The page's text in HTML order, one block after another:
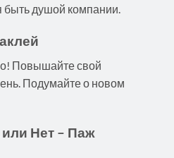
быть душой компании.
Повышайте свой
Подумайте о новом
Нет – Паж